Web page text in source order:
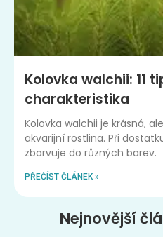
Kolovka walchii: 11
charakteristika
Kolovka walchii je krásná,
akvarijní rostlina. Při
zbarvuje do různých barev.
PŘEČÍST ČLÁNEK »
Nejnovější